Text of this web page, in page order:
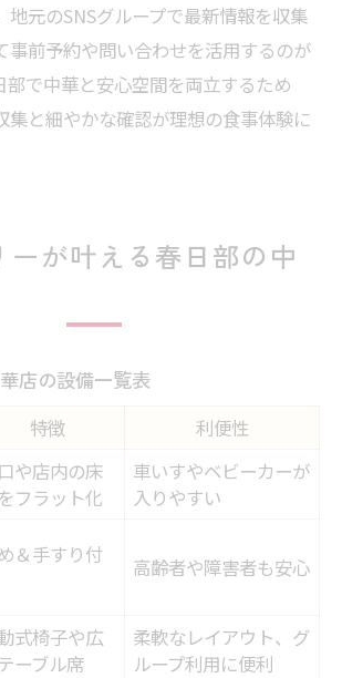
地元のSNSグループで最新情報を収集
事前予約や問い合わせを活用するのが
部で中華と安心空間を両立するため
集と細やかな確認が理想の食事体験に
ーが叶える春日部の中
店の設備一覧表
特徴
利便性
や店内の床
フラット化
車いすやベビーカーが
入りやすい
＆手すり付
高齢者や障害者も安心
式椅子や広
ーブル席
柔軟なレイアウト、グ
ループ利用に便利